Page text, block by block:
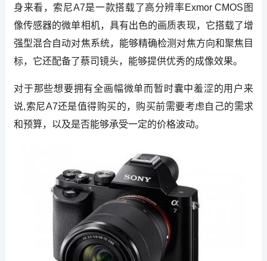
身来看，索尼A7是一款搭载了高分辨率Exmor CMOS图
像传感器的微单相机，具有出色的画质表现，它搭载了增
强型混合自动对焦系统，能够精确检测对焦方向和聚焦目
标，它还配备了蔡司镜头，能够提供优秀的成像效果。
对于那些想要拥有全画幅微单而暂时囊中羞涩的用户来
说,索尼A7还是值得购买的，购买前需要考虑自己的需求
和预算，以及是否能够承受一定的价格波动。